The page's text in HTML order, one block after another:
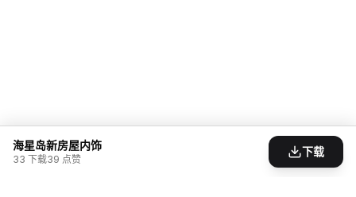
海星岛新房屋内饰
33 下载39 点赞
下载